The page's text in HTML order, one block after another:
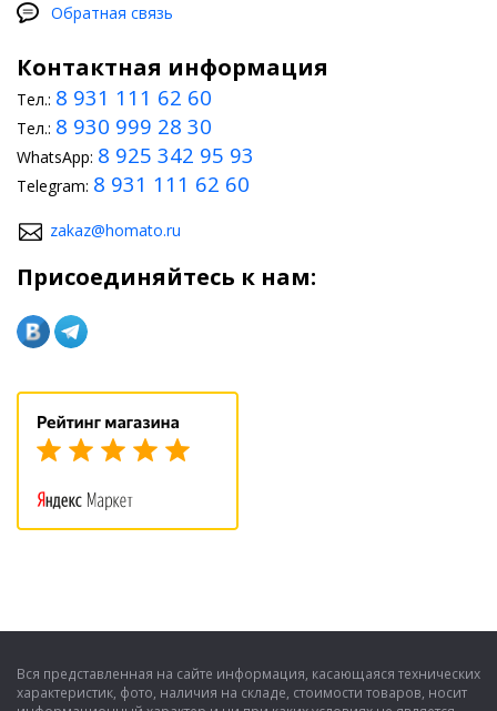
мастерстве можно поменять своими силами в Nissan Juke:
оформление руля и коробки передач;
обивку салона;
оформление внешнего вида сидений.
Несмотря на превосходное изначальное оформление
автомобиля, тюнинг сможет придать ей дополнительные
Обратная связь
Контактная информация
Тел.: 8 931 111 62 60
Тел.: 8 930 999 28 30
WhatsApp: 8 925 342 95 93
Telegram: 8 931 111 62 60
zakaz@homato.ru
Присоединяйтесь к нам:
Вся представленная на сайте информация, касающаяся технических
характеристик, фото, наличия на складе, стоимости товаров, носит